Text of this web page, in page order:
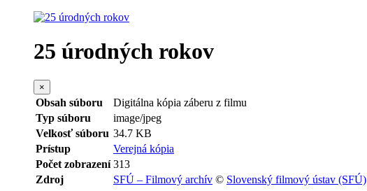
25 úrodných rokov
×
Obsah súboru
Digitálna kópia záberu z filmu
Typ súboru
image/jpeg
Velkosť súboru 34.7 KB
Prístup
Verejná kópia
Počet zobrazení 313
Zdroj
SFÚ – Filmový archív © Slovenský filmový ústav (SFÚ)